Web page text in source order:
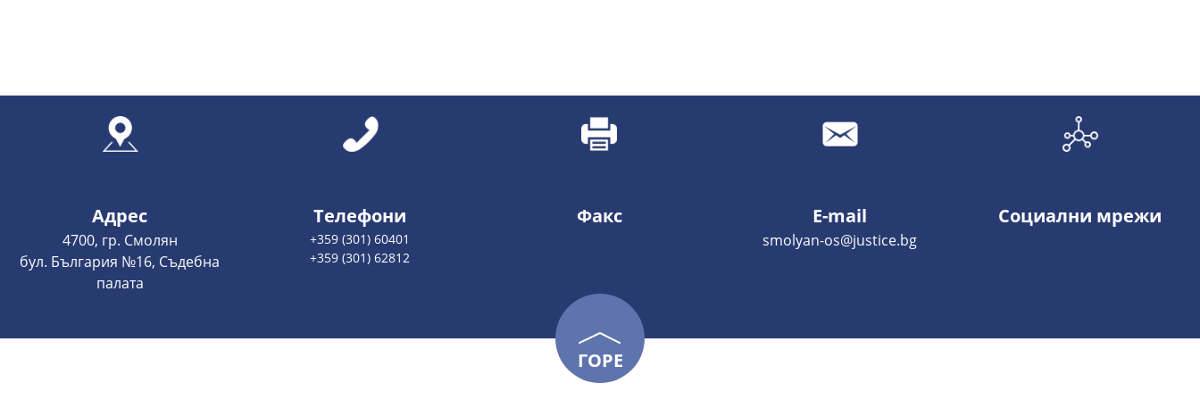
Адрес
4700, гр. Смолян
бул. България №16, Съдебна
палата
Телефони
+359 (301) 60401
+359 (301) 62812
Факс E-mail
smolyan-os@justice.bg
Социални мрежи
ГОРЕ